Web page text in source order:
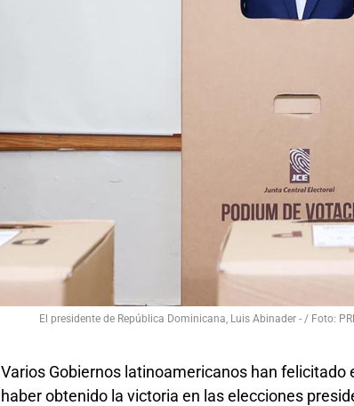
El presidente de República Dominicana, Luis Abinader - / Foto:
Varios Gobiernos latinoamericanos han felicitado
haber obtenido la victoria en las elecciones